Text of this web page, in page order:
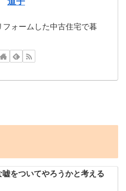
ォームした中古住宅で暮
嘘をついてやろうかと考える